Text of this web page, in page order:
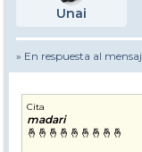
Unai
» En respuesta al
Cita
madari
🤞🤞🤞🤞🤞🤞🤞🤞🤞